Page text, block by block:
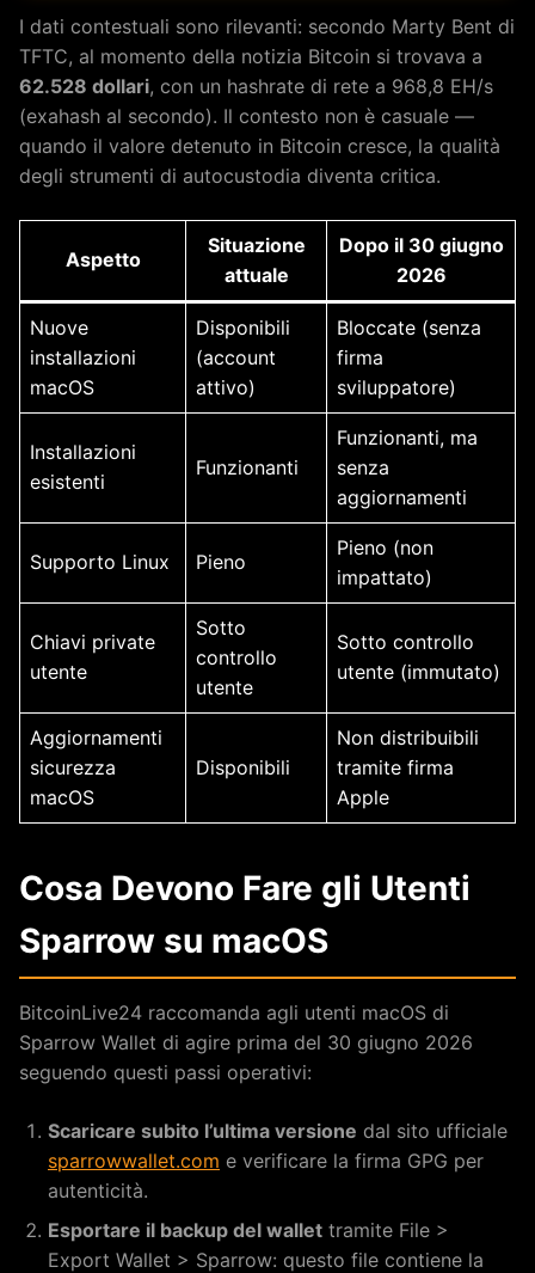
I dati contestuali sono rilevanti: secondo Marty Bent di
TFTC, al momento della notizia Bitcoin si trovava a
62.528 dollari, con un hashrate di rete a 968,8 EH/s
(exahash al secondo). Il contesto non è casuale —
quando il valore detenuto in Bitcoin cresce, la qualità
degli strumenti di autocustodia diventa critica.
Aspetto
Situazione
attuale
Dopo il 30 giugno
2026
Nuove
installazioni
macOS
Disponibili
(account
attivo)
Bloccate (senza
firma
sviluppatore)
Installazioni
esistenti
Funzionanti
Funzionanti, ma
senza
aggiornamenti
Supporto Linux Pieno
Pieno (non
impattato)
Chiavi private
utente
Sotto
controllo
utente
Sotto controllo
utente (immutato)
Aggiornamenti
sicurezza
macOS
Disponibili
Non distribuibili
tramite firma
Apple
Cosa Devono Fare gli Utenti
Sparrow su macOS
BitcoinLive24 raccomanda agli utenti macOS di
Sparrow Wallet di agire prima del 30 giugno 2026
seguendo questi passi operativi:
Scaricare subito l’ultima versione dal sito ufficiale
sparrowwallet.com e verificare la firma GPG per
autenticità.
Esportare il backup del wallet tramite File >
Export Wallet > Sparrow: questo file contiene la